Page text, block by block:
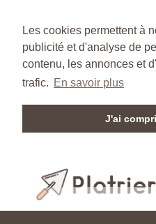
Les cookies permettent à
publicité et d'analyse de
contenu, les annonces et
trafic. En savoir plus
J'ai